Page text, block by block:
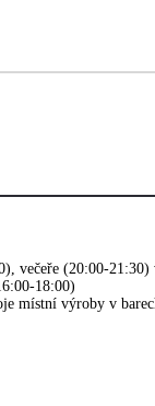
večeře (20:00-
18:00)
místní výroby v